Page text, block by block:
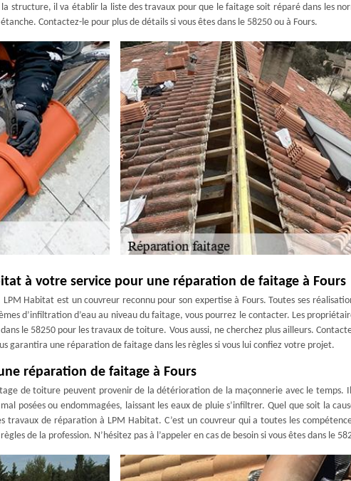
structure, il va établir la liste des travaux pour que le faitage soit réparé dans les
Contactez-le pour plus de détails si vous êtes dans le 58250 ou à Fours.
à votre service pour une réparation de faitage à Fours
Habitat est un couvreur reconnu pour son expertise à Fours. Toutes ses
d’infiltration d’eau au niveau du faitage, vous pourrez le contacter. Les
le 58250 pour les travaux de toiture. Vous aussi, ne cherchez plus ailleurs.
garantira une réparation de faitage dans les règles si vous lui confiez votre projet.
réparation de faitage à Fours
de toiture peuvent provenir de la détérioration de la maçonnerie avec le temps.
posées ou endommagées, laissant les eaux de pluie s’infiltrer. Quel que soit la
travaux de réparation à LPM Habitat. C’est un couvreur qui a toutes les
de la profession. N’hésitez pas à l’appeler en cas de besoin si vous êtes dans le